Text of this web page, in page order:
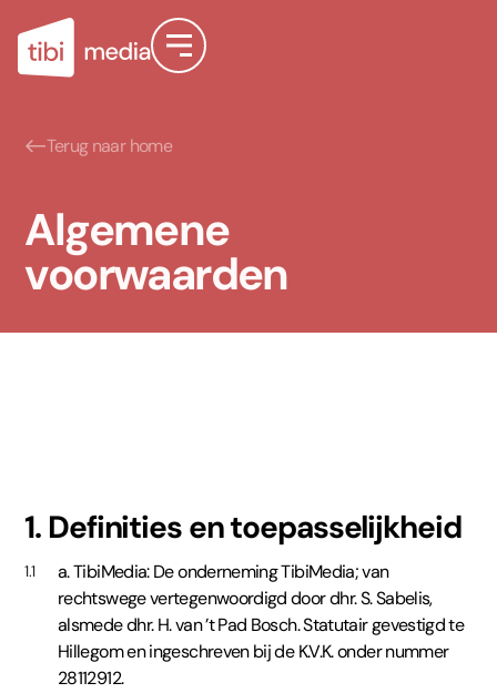
Terug naar home
Algemene
voorwaarden
1. Definities en toepasselijkheid
1.1
a. TibiMedia: De onderneming TibiMedia; van
rechtswege vertegenwoordigd door dhr. S. Sabelis,
alsmede dhr. H. van ’t Pad Bosch. Statutair gevestigd te
Hillegom en ingeschreven bij de K.V.K. onder nummer
28112912.